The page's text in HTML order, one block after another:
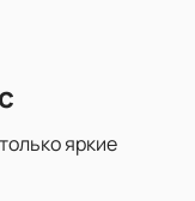
ЦСКА Арене.
помогут
яркие